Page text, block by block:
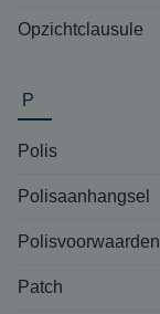
Opzichtclausule
P
Polis
Polisaanhangsel
Polisvoorwaarden
Patch